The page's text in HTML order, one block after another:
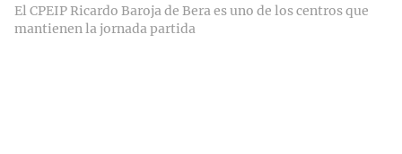
El CPEIP Ricardo Baroja de Bera es uno de los centros que
mantienen la jornada partida